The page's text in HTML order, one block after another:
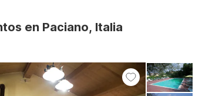
en Paciano, Italia